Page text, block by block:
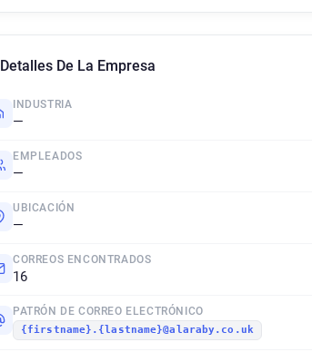
Detalles De La Empresa
INDUSTRIA
—
EMPLEADOS
—
UBICACIÓN
—
CORREOS ENCONTRADOS
16
PATRÓN DE CORREO ELECTRÓNICO
{firstname}.{lastname}@alaraby.co.uk